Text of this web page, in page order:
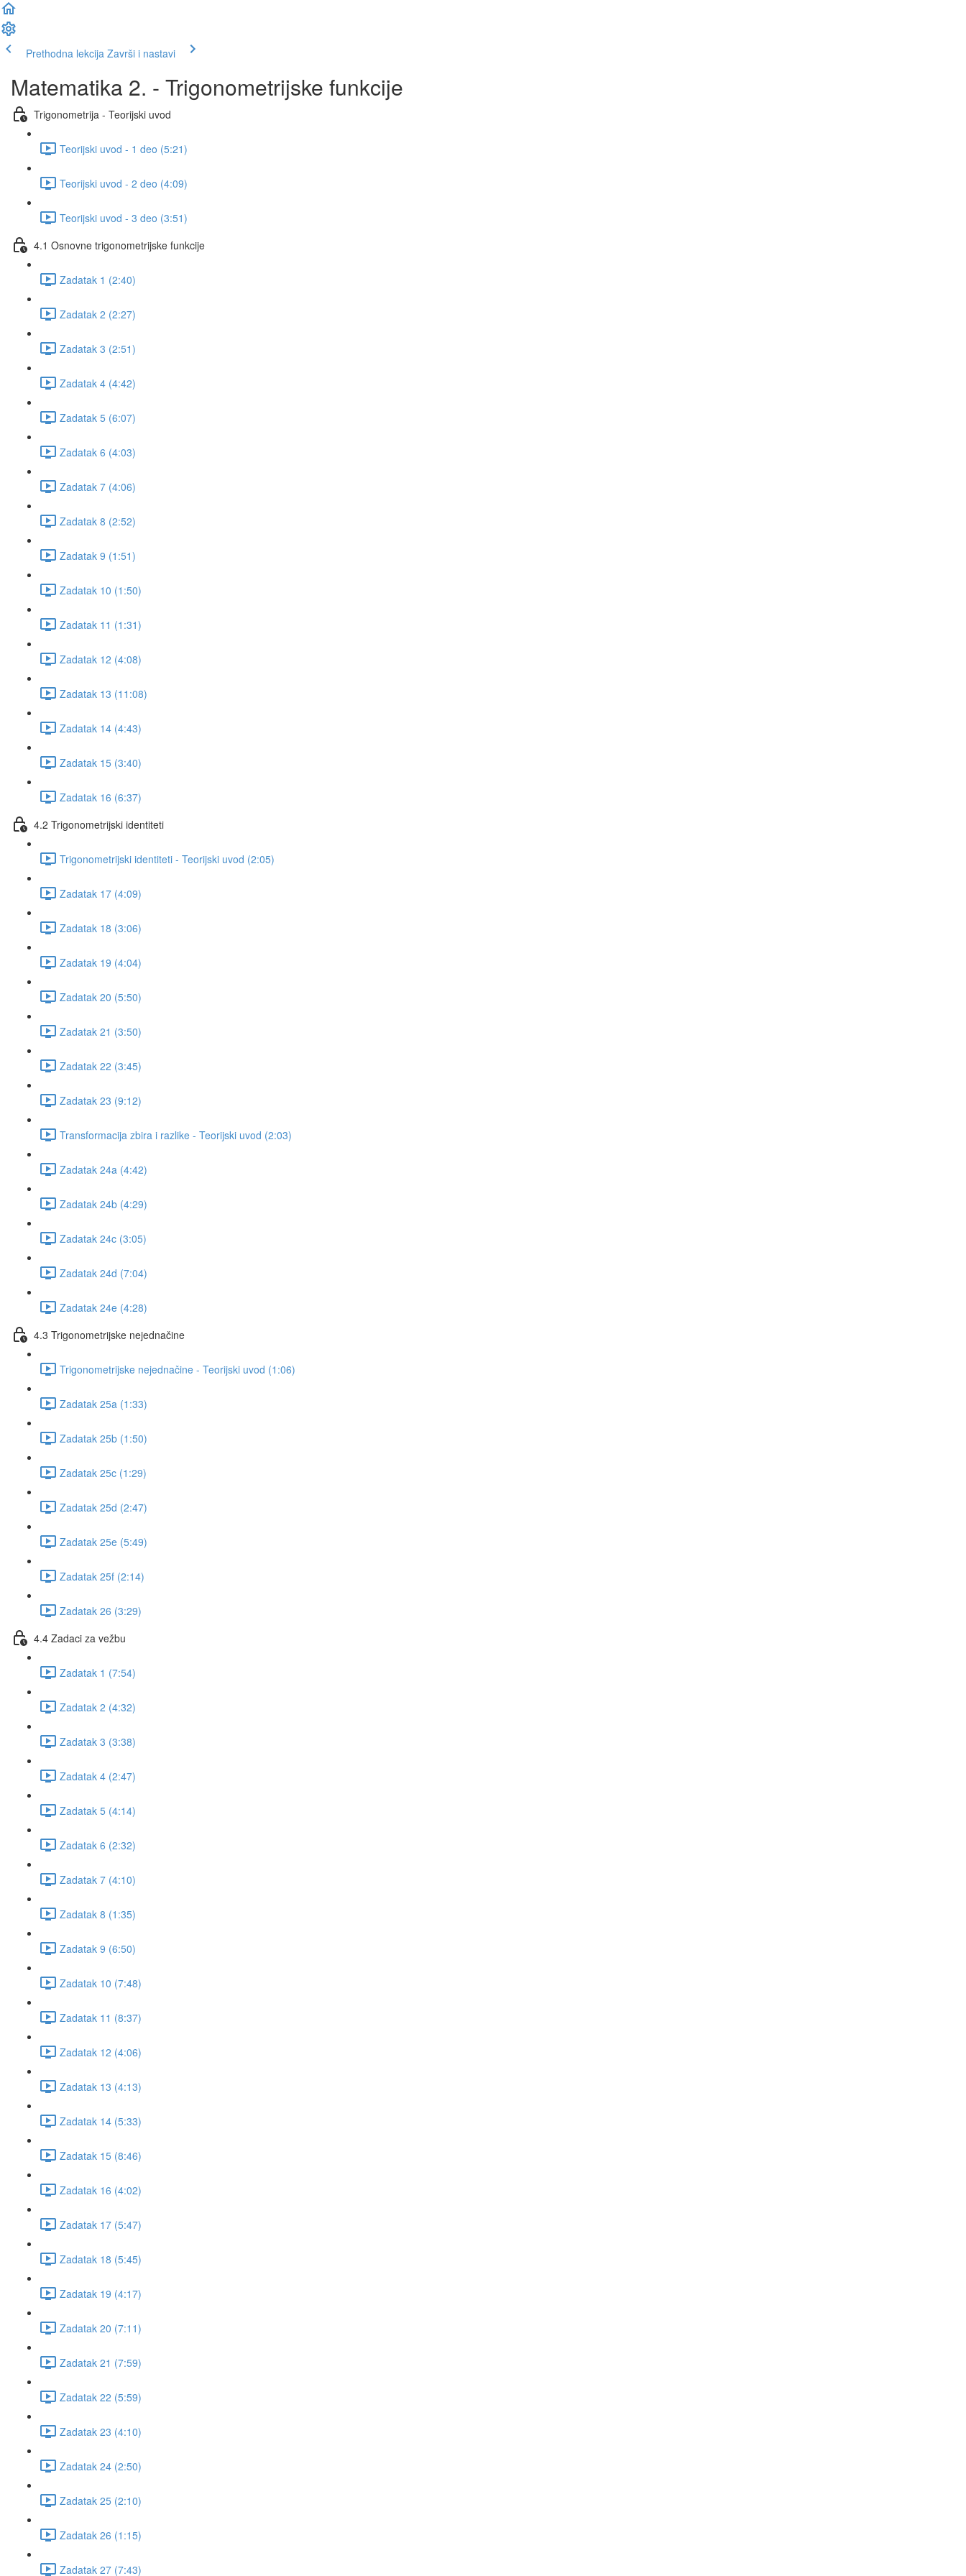
Prethodna lekcija Završi i nastavi
Matematika 2. - Trigonometrijske funkcije
Trigonometrija - Teorijski uvod
Teorijski uvod - 1 deo (5:21)
Teorijski uvod - 2 deo (4:09)
Teorijski uvod - 3 deo (3:51)
4.1 Osnovne trigonometrijske funkcije
Zadatak 1 (2:40)
Zadatak 2 (2:27)
Zadatak 3 (2:51)
Zadatak 4 (4:42)
Zadatak 5 (6:07)
Zadatak 6 (4:03)
Zadatak 7 (4:06)
Zadatak 8 (2:52)
Zadatak 9 (1:51)
Zadatak 10 (1:50)
Zadatak 11 (1:31)
Zadatak 12 (4:08)
Zadatak 13 (11:08)
Zadatak 14 (4:43)
Zadatak 15 (3:40)
Zadatak 16 (6:37)
4.2 Trigonometrijski identiteti
Trigonometrijski identiteti - Teorijski uvod (2:05)
Zadatak 17 (4:09)
Zadatak 18 (3:06)
Zadatak 19 (4:04)
Zadatak 20 (5:50)
Zadatak 21 (3:50)
Zadatak 22 (3:45)
Zadatak 23 (9:12)
Transformacija zbira i razlike - Teorijski uvod (2:03)
Zadatak 24a (4:42)
Zadatak 24b (4:29)
Zadatak 24c (3:05)
Zadatak 24d (7:04)
Zadatak 24e (4:28)
4.3 Trigonometrijske nejednačine
Trigonometrijske nejednačine - Teorijski uvod (1:06)
Zadatak 25a (1:33)
Zadatak 25b (1:50)
Zadatak 25c (1:29)
Zadatak 25d (2:47)
Zadatak 25e (5:49)
Zadatak 25f (2:14)
Zadatak 26 (3:29)
4.4 Zadaci za vežbu
Zadatak 1 (7:54)
Zadatak 2 (4:32)
Zadatak 3 (3:38)
Zadatak 4 (2:47)
Zadatak 5 (4:14)
Zadatak 6 (2:32)
Zadatak 7 (4:10)
Zadatak 8 (1:35)
Zadatak 9 (6:50)
Zadatak 10 (7:48)
Zadatak 11 (8:37)
Zadatak 12 (4:06)
Zadatak 13 (4:13)
Zadatak 14 (5:33)
Zadatak 15 (8:46)
Zadatak 16 (4:02)
Zadatak 17 (5:47)
Zadatak 18 (5:45)
Zadatak 19 (4:17)
Zadatak 20 (7:11)
Zadatak 21 (7:59)
Zadatak 22 (5:59)
Zadatak 23 (4:10)
Zadatak 24 (2:50)
Zadatak 25 (2:10)
Zadatak 26 (1:15)
Zadatak 27 (7:43)